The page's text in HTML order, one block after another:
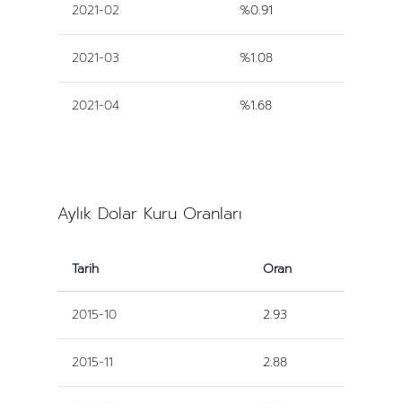
2021-02 %0.91
2021-03 %1.08
2021-04 %1.68
Aylık Dolar Kuru Oranları
Tarih Oran
2015-10 2.93
2015-11 2.88